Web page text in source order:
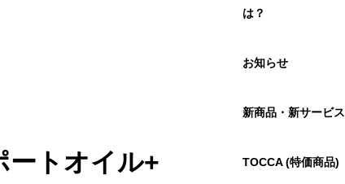
は？
お知らせ
新商品・新サービス
TOCCA (特価商品)
ートオイル+